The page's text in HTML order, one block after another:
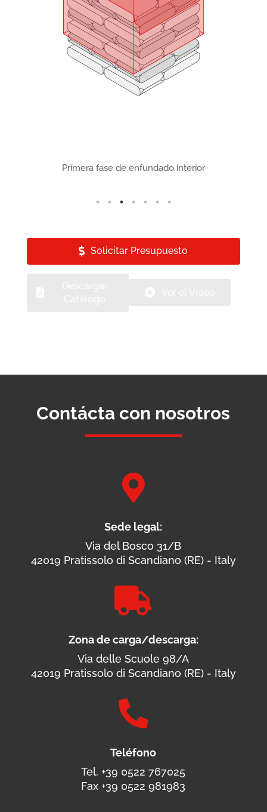
Primera fase de enfundado interior
Solicitar Presupuesto
Contácta con nosotros

Sede legal:
Via del Bosco 31/B
42019 Pratissolo di Scandiano (RE) - Italy

Zona de carga/descarga:
Via delle Scuole 98/A
42019 Pratissolo di Scandiano (RE) - Italy

Teléfono
Tel. +39 0522 767025
Fax +39 0522 981983